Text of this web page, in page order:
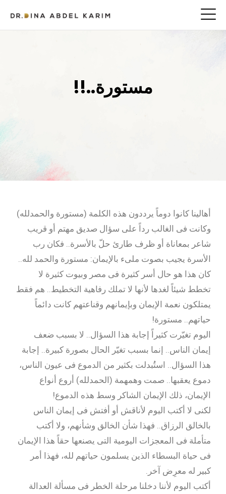
مستورة..!!
أهالينا كانوا دوماً يرددون هذه الكلمة (مستورة والحمدلله)
وكانت فى الغالب رداً على سؤال صديق مهتم أو قريب
شاعر بمعاناة أو ظرف طارئ حلّ بالأسرة.. فكان رب
الأسرة يجيب بصوت ملىء بالإيمان: مستورة والحمد لله..
كان هذا هو حال أسر كثيرة فى مصر وبيوت كثيرة لا
تخطط شيئاً لغدها لأنها لا تملك رفاهية التخطيط.. هم فقط
يمتلكون نعمة الإيمان وبإيمانهم وقناعتهم كانت دائماً
حياتهم.. مستورة!
اليوم تغيّرت كثيراً إجابة هذا السؤال.. لا بسبب ضعف
إيمان الناس.. إنما بسبب تغيّر الحال بصورة كبيرة.. إجابة
هذا السؤال.. استُٰبدلت بكثير من الدموع فى عيون الناس،
دموع يعقبها.. صمت وهمهمة (الحمدلله) أروع أنواع
الإيمان، ذلك الإيمان الشاكر وسط هذه الدموع!
لكنى لا أكتب اليوم لأناقش أو أفتش فى إيمان الناس
بالخالق الرزاق.. فهذا شأن الخالق وشأنهم، ولا أكتب
متأملة فى المعجزات اليومية التى يصنعها حقاً هذا الإيمان
فى حياة البسطاء الذين يسلمون حياتهم لله، فهذا أمر
كبير له معرِض آخر.
أكتب اليوم لأننا دخلنا مرحلة الخطر فى مسألة العدالة